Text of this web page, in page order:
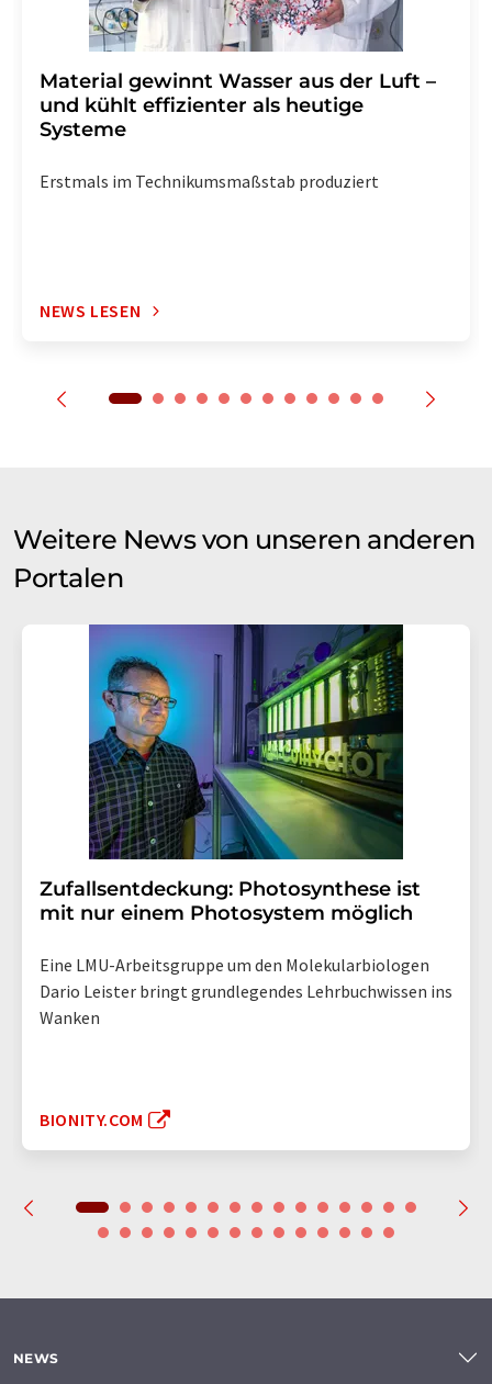
Material gewinnt Wasser aus der Luft –
und kühlt effizienter als heutige
Systeme
Erstmals im Technikumsmaßstab produziert
NEWS LESEN
Weitere News von unseren anderen
Portalen
Zufallsentdeckung: Photosynthese ist
mit nur einem Photosystem möglich
Eine LMU-Arbeitsgruppe um den Molekularbiologen
Dario Leister bringt grundlegendes Lehrbuchwissen ins
Wanken
BIONITY.COM
NEWS